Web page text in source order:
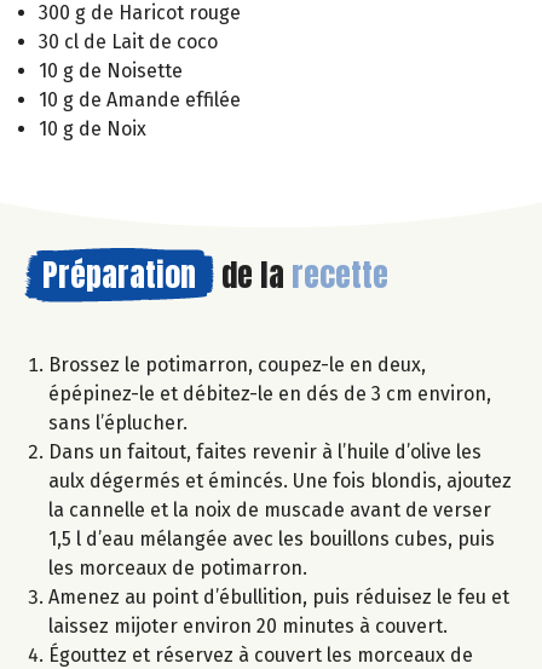
300 g de Haricot rouge
30 cl de Lait de coco
10 g de Noisette
10 g de Amande effilée
10 g de Noix
Préparation de la recette
Brossez le potimarron, coupez-le en deux,
épépinez-le et débitez-le en dés de 3 cm environ,
sans l’éplucher.
Dans un faitout, faites revenir à l’huile d’olive les
aulx dégermés et émincés. Une fois blondis, ajoutez
la cannelle et la noix de muscade avant de verser
1,5 l d’eau mélangée avec les bouillons cubes, puis
les morceaux de potimarron.
Amenez au point d’ébullition, puis réduisez le feu et
laissez mijoter environ 20 minutes à couvert.
Égouttez et réservez à couvert les morceaux de